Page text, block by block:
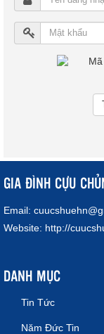
GIA ĐÌNH CỰU
Email:
Website: http://
DANH MỤC
Tin Tức
Năm Đức Tin